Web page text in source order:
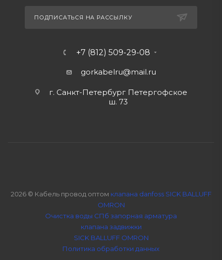
ПОДПИСАТЬСЯ НА РАССЫЛКУ
+7 (812) 509-29-08
gorkabelru@mail.ru
г. Санкт-Петербург Петергофское
ш. 73
2026 © Кабель провод оптом клапана danfoss SICK BALLUFF
OMRON
Очистка воды СПб запорная арматура
клапана задвижки
SICK BALLUFF OMRON
Политика обработки данных